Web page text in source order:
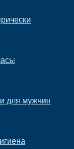
для мужчин